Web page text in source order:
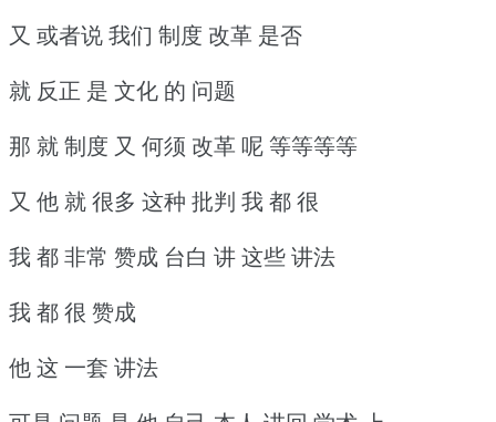
又 或者说 我们 制度 改革 是否
就 反正 是 文化 的 问题
那 就 制度 又 何须 改革 呢 等等等等
又 他 就 很多 这种 批判 我 都 很
我 都 非常 赞成 台白 讲 这些 讲法
我 都 很 赞成
他 这 一套 讲法